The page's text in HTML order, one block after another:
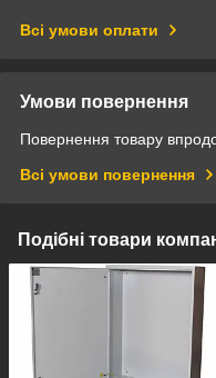
Всі умови оплати
Умови повернення
Повернення товару
Всі умови повернення
Подібні товари